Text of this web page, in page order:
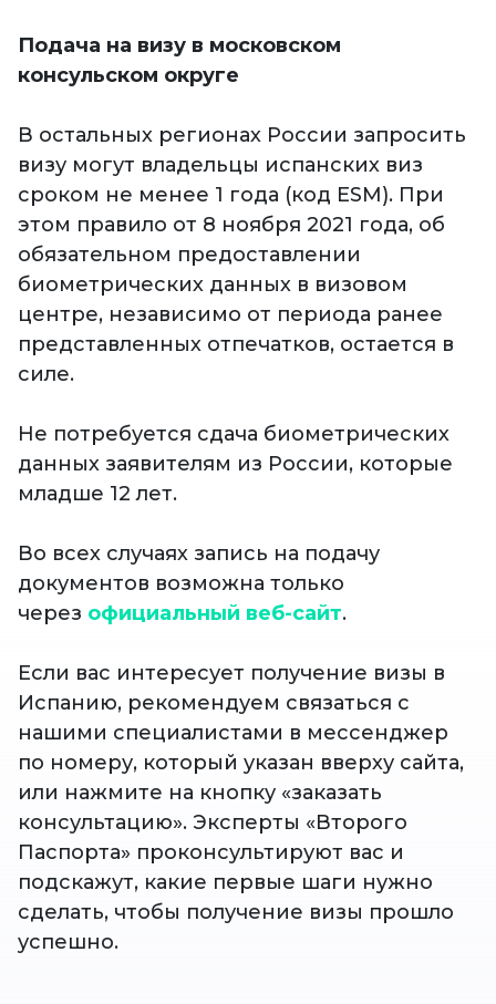
Подача на визу в московском
консульском округе
В остальных регионах России запросить
визу могут владельцы испанских виз
сроком не менее 1 года (код ESM). При
этом правило от 8 ноября 2021 года, об
обязательном предоставлении
биометрических данных в визовом
центре, независимо от периода ранее
представленных отпечатков, остается в
силе.
Не потребуется сдача биометрических
данных заявителям из России, которые
младше 12 лет.
Во всех случаях запись на подачу
документов возможна только
через официальный веб-сайт.
Если вас интересует получение визы в
Испанию, рекомендуем связаться с
нашими специалистами в мессенджер
по номеру, который указан вверху сайта,
или нажмите на кнопку «заказать
консультацию». Эксперты «Второго
Паспорта» проконсультируют вас и
подскажут, какие первые шаги нужно
сделать, чтобы получение визы прошло
успешно.